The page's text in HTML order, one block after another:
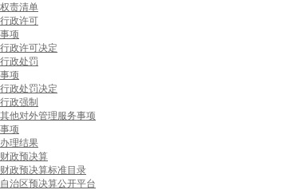
权责清单
行政许可
事项
行政许可决定
行政处罚
事项
行政处罚决定
行政强制
其他对外管理服务事项
事项
办理结果
财政预决算
财政预决算标准目录
自治区预决算公开平台